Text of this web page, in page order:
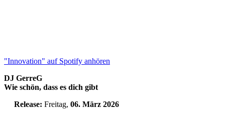
"Innovation" auf Spotify anhören
DJ GerreG
Wie schön, dass es dich gibt
Release: Freitag, 06. März 2026